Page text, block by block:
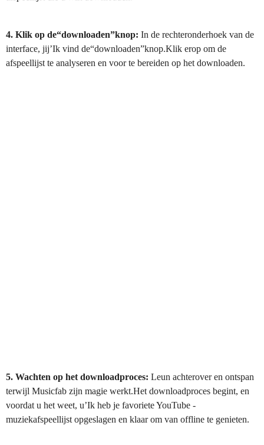
4. Klik op de“downloaden”knop: In de rechteronderhoek van de
interface, jij’Ik vind de“downloaden”knop.Klik erop om de
afspeellijst te analyseren en voor te bereiden op het downloaden.
5. Wachten op het downloadproces: Leun achterover en ontspan
terwijl Musicfab zijn magie werkt.Het downloadproces begint, en
voordat u het weet, u’Ik heb je favoriete YouTube -
muziekafspeellijst opgeslagen en klaar om van offline te genieten.